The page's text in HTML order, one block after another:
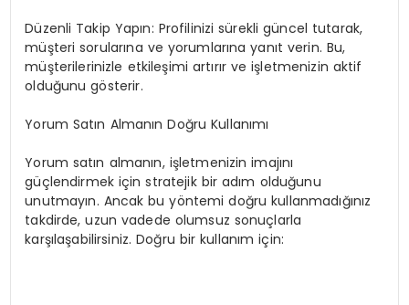
Düzenli Takip Yapın: Profilinizi sürekli güncel tutarak,
müşteri sorularına ve yorumlarına yanıt verin. Bu,
müşterilerinizle etkileşimi artırır ve işletmenizin aktif
olduğunu gösterir.
Yorum Satın Almanın Doğru Kullanımı
Yorum satın almanın, işletmenizin imajını
güçlendirmek için stratejik bir adım olduğunu
unutmayın. Ancak bu yöntemi doğru kullanmadığınız
takdirde, uzun vadede olumsuz sonuçlarla
karşılaşabilirsiniz. Doğru bir kullanım için: